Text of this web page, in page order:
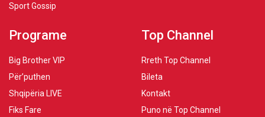
Sport Gossip
Programe
Big Brother VIP
Për’puthen
Shqipëria LIVE
Fiks Fare
Top Channel
Rreth Top Channel
Bileta
Kontakt
Puno në Top Channel